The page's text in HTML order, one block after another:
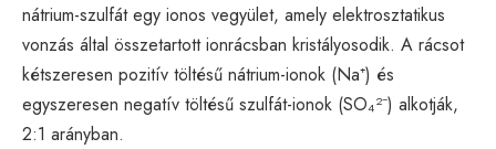
nátrium-szulfát egy ionos vegyület, amely elektrosztatikus
vonzás által összetartott ionrácsban kristályosodik. A rácsot
kétszeresen pozitív töltésű nátrium-ionok (Na⁺) és
egyszeresen negatív töltésű szulfát-ionok (SO₄²⁻) alkotják,
2:1 arányban.